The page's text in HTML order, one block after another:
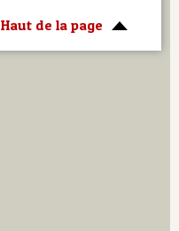
Haut de la page